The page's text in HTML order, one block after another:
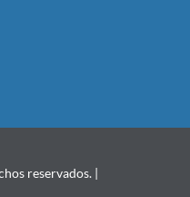
reservados. |